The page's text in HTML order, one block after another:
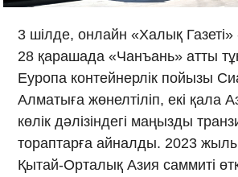
3 шілде, онлайн «Халық
28 қарашада «Чанъань» атты
Еуропа контейнерлік пойызы
Алматыға жөнелтіліп, екі қала
көлік дәлізіндегі маңызды
тораптарға айналды. 2023
Қытай-Орталық Азия саммиті